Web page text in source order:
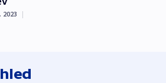
2023 |